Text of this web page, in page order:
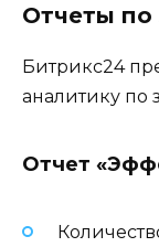
Отчеты по
Битрикс24
аналитику по
Отчет